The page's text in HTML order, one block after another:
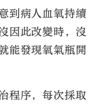
到病人血氧持續
因此改變時，沒
能發現氧氣瓶開
程序，每次採取